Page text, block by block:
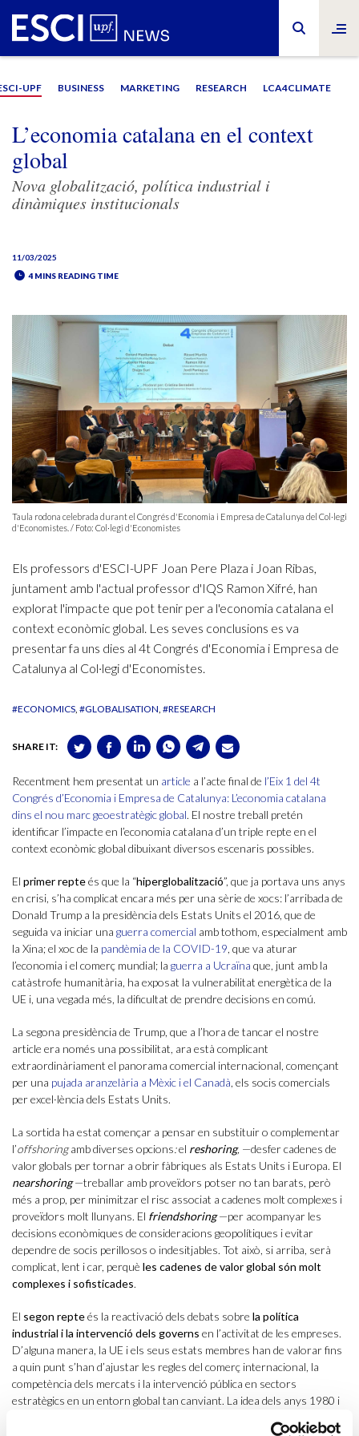
UPF BUSINESS MARKETING RESEARCH LCA4CLIMATE
L’economia catalana en el context
global
Nova globalització, política industrial i
dinàmiques institucionals
11/03/2025
4 MINS READING TIME
Taula rodona celebrada durant el Congrés d'Economia i Empresa de Catalunya del Col·legi
d'Economistes. / Foto: Col·legi d'Economistes
Els professors d'ESCI-UPF Joan Pere Plaza i Joan Ribas,
juntament amb l'actual professor d'IQS Ramon Xifré, han
explorat l'impacte que pot tenir per a l'economia catalana el
context econòmic global. Les seves conclusions es va
presentar fa uns dies al 4t Congrés d'Economia i Empresa de
Catalunya al Col·legi d'Economistes.
#ECONOMICS #GLOBALISATION #RESEARCH
SHARE IT:
Recentment hem presentat un article a l’acte final de l’Eix 1 del 4t
Congrés d’Economia i Empresa de Catalunya: L’economia catalana
dins el nou marc geoestratègic global. El nostre treball pretén
identificar l’impacte en l’economia catalana d’un triple repte en el
context econòmic global dibuixant diversos escenaris possibles.
El primer repteés que la “hiperglobalització”, que ja portava uns anys
en crisi, s’ha complicat encara més per una sèrie de xocs: l’arribada de
Donald Trump a la presidència dels Estats Units el 2016, que de
seguida va iniciar una guerra comercial amb tothom, especialment amb
la Xina; el xoc de la pandèmia de la COVID-19, que va aturar
l’economia i el comerç mundial; la guerra a Ucraïna que, junt amb la
catàstrofe humanitària, ha exposat la vulnerabilitat energètica de la
UE i, una vegada més, la dificultat de prendre decisions en comú.
La segona presidència de Trump, que a l’hora de tancar el nostre
article era només una possibilitat, ara està complicant
extraordinàriament el panorama comercial internacional, començant
per una pujada aranzelària a Mèxic i el Canadà, els socis comercials
per excel·lència dels Estats Units.
La sortida ha estat començar a pensar en substituir o complementar
l’offshoringamb diverses opcions:el reshoring, —desfer cadenes de
valor globals per tornar a obrir fàbriques als Estats Units i Europa. El
nearshoring—treballar amb proveïdors potser no tan barats, però
més a prop, per minimitzar el risc associat a cadenes molt complexes i
proveïdors molt llunyans. El friendshoring—per acompanyar les
decisions econòmiques de consideracions geopolítiques i evitar
dependre de socis perillosos o indesitjables. Tot això, si arriba, serà
complicat, lent i car, perquè les cadenes de valor global són molt
complexes i sofisticades.
El segon repteés la reactivació dels debats sobre la política
industrial i la intervenció dels governs en l’activitat de les empreses.
D’alguna manera, la UE i els seus estats membres han de valorar fins
a quin punt s’han d’ajustar les regles del comerç internacional, la
competència dels mercats i la intervenció pública en sectors
estratègics en un entorn global tan canviant. La idea dels anys 1980 i